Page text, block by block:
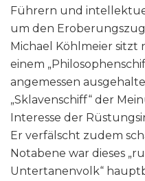
Führern und
um den
Michael Köhlmeier sitzt
einem
angemessen
„Sklavenschiff“ der
Interesse der
Er verfälscht zudem
Notabene war dieses
Untertanenvolk“